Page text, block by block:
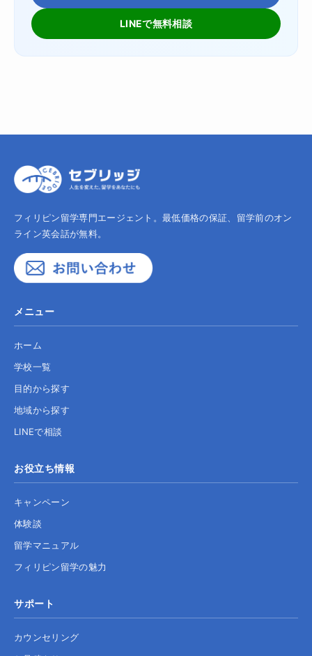
LINEで無料相談
フィリピン留学専門エージェント。最低価格の保証、留学前のオン
ライン英会話が無料。
メニュー
ホーム
学校一覧
目的から探す
地域から探す
LINEで相談
お役立ち情報
キャンペーン
体験談
留学マニュアル
フィリピン留学の魅力
サポート
カウンセリング